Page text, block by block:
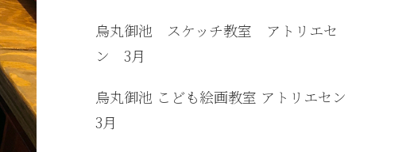
烏丸御池 スケッチ教室 アトリエセ
ン 3月
烏丸御池 こども絵画教室 アトリエセン
3月